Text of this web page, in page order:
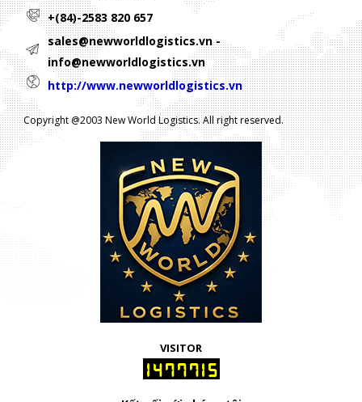
+(84)-2583 820 657
sales@newworldlogistics.vn -
info@newworldlogistics.vn
http://www.newworldlogistics.vn
Copyright @2003 New World Logistics. All right reserved.
VISITOR
1477715